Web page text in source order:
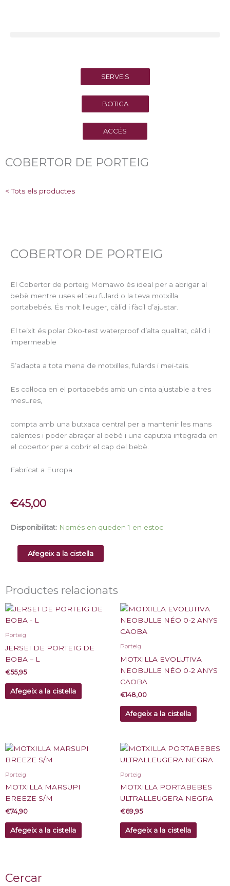
SERVEIS
BOTIGA
ACCÉS
COBERTOR DE PORTEIG
< Tots els productes
COBERTOR DE PORTEIG
El Cobertor de porteig Momawo és ideal per a abrigar al
bebè mentre uses el teu fulard o la teva motxilla
portabebés. És molt lleuger, càlid i fàcil d’ajustar.
El teixit és polar Oko-test waterproof d’alta qualitat, càlid i
impermeable
S’adapta a tota mena de motxilles, fulards i mei-tais.
Es col·loca en el portabebés amb un cinta ajustable a tres
mesures,
compta amb una butxaca central per a mantenir les mans
calentes i poder abraçar al bebè i una caputxa integrada en
el cobertor per a cobrir el cap del bebè.
Fabricat a Europa
€45,00
Disponibilitat: Només en queden 1 en estoc
quantitat
COBERTOR
DE
Afegeix a la cistella
Productes relacionats
Porteig
JERSEI DE PORTEIG DE
BOBA – L
€55,95
Afegeix a la cistella
Porteig
MOTXILLA EVOLUTIVA
NEOBULLE NÉO 0-2 ANYS
CAOBA
€148,00
Afegeix a la cistella
Porteig
MOTXILLA MARSUPI
BREEZE S/M
€74,90
Afegeix a la cistella
Porteig
MOTXILLA PORTABEBES
ULTRALLEUGERA NEGRA
€69,95
Afegeix a la cistella
Cercar
Cerca: